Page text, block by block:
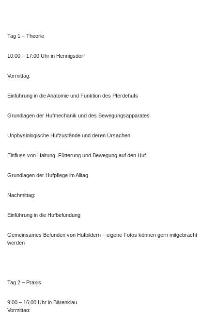
Tag 1 – Theorie
10:00 – 17:00 Uhr in Hennigsdorf
Vormittag:
Einführung in die Anatomie und Funktion des Pferdehufs
Grundlagen der Hufmechanik und des Bewegungsapparates
Unphysiologische Hufzustände und deren Ursachen
Einfluss von Haltung, Fütterung und Bewegung auf den Huf
Grundlagen der Hufpflege im Alltag
Nachmittag:
Einführung in die Hufbefundung
Gemeinsames Befunden von Hufbildern – eigene Fotos können gern mitgebracht
werden
Tag 2 – Praxis
9:00 – 16:00 Uhr in Bärenklau
Vormittag: